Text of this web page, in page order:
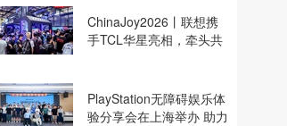
ChinaJoy2026丨联想携
手TCL华星亮相，牵头共
PlayStation无障碍娱乐体
验分享会在上海举办 助力